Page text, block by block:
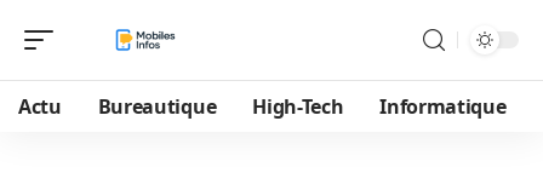
Actu Bureautique High-Tech Informatique